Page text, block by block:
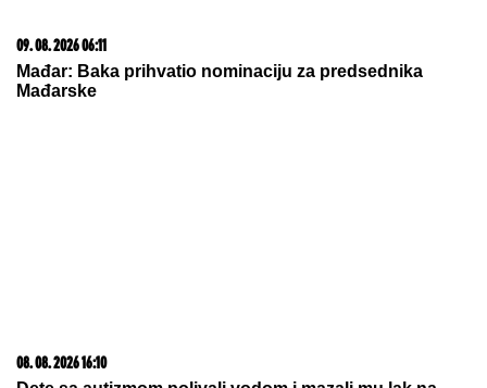
09. 08. 2026 06:11
Mađar: Baka prihvatio nominaciju za predsednika
Mađarske
08. 08. 2026 16:10